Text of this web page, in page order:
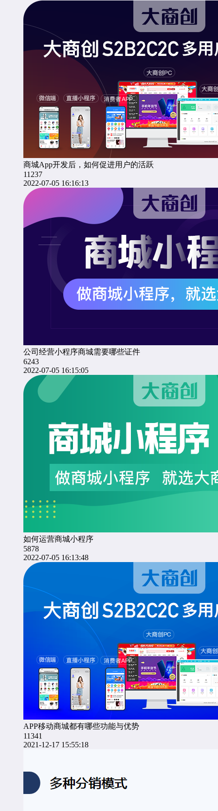
商城App开发后，如何促进用户的活跃
11237
2022-07-05 16:16:13
公司经营小程序商城需要哪些证件
6243
2022-07-05 16:15:05
如何运营商城小程序
5878
2022-07-05 16:13:48
APP移动商城都有哪些功能与优势
11341
2021-12-17 15:55:18